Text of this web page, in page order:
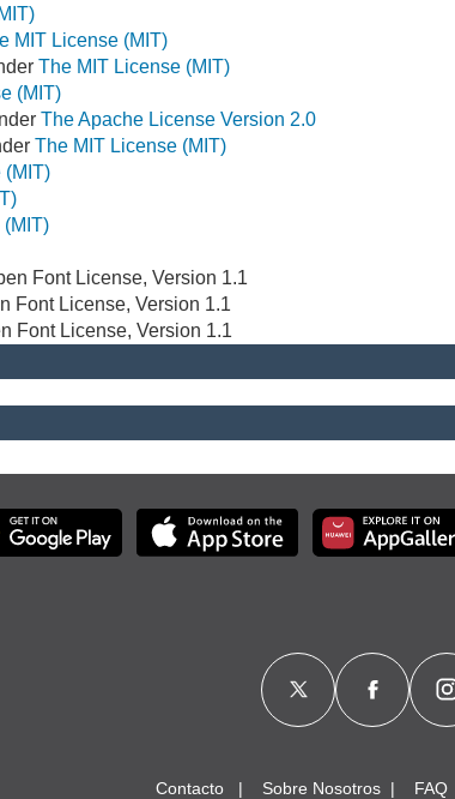
MIT License (MIT)
The MIT License (MIT)
(MIT)
The Apache License Version 2.0
The MIT License (MIT)
(MIT)
Font License, Version 1.1
Font License, Version 1.1
Font License, Version 1.1
Contacto Sobre Nosotros FAQ